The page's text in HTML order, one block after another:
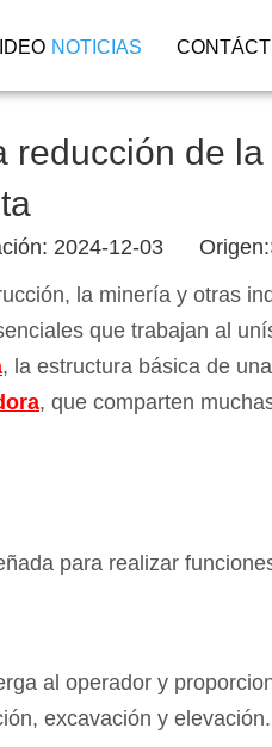
NOTICIAS
de
2024-12-03 Origen:
la minería y otras
que trabajan al
, la estructura básica de
, que comparten
para realizar
al operador y
excavación y elevación.